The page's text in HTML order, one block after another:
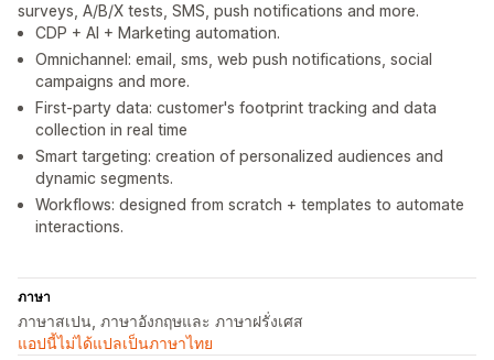
surveys, A/B/X tests, SMS, push notifications and more.
CDP + AI + Marketing automation.
Omnichannel: email, sms, web push notifications, social
campaigns and more.
First-party data: customer's footprint tracking and data
collection in real time
Smart targeting: creation of personalized audiences and
dynamic segments.
Workflows: designed from scratch + templates to automate
interactions.
ภาษา
ภาษาสเปน, ภาษาอังกฤษและ ภาษาฝรั่งเศส
แอปนี้ไม่ได้แปลเป็นภาษาไทย